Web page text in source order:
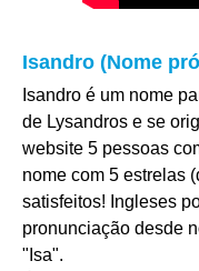
Isandro (Nome
Isandro é um nome
de Lysandros e se
website 5 pessoas
nome com 5 estrelas
satisfeitos! Ingleses
pronunciação desde
"Isa".